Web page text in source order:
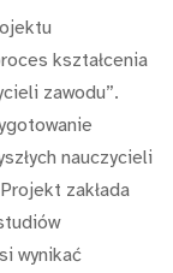
kształcenia
zawodu”.
nauczycieli
zakłada
wynikać